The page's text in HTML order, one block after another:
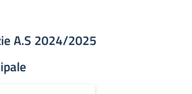
A.S 2024/2025